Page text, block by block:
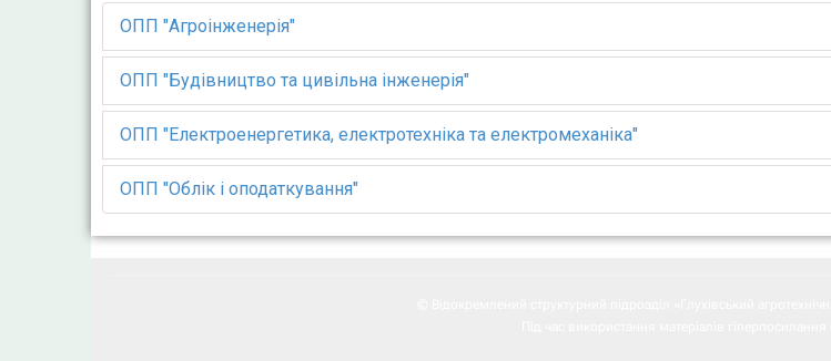
ОПП "Агроінженерія"
ОПП "Будівництво та цивільна інженерія"
ОПП "Електроенергетика, електротехніка та електромеханіка"
ОПП "Облік і оподаткування"